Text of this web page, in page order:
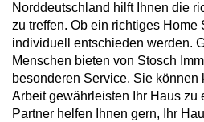
Norddeutschland hilft Ihnen die
zu treffen. Ob ein richtiges
individuell entschieden werden.
Menschen bieten von Stosch
besonderen Service. Sie können
Arbeit gewährleisten Ihr Haus zu
Partner helfen Ihnen gern, Ihr